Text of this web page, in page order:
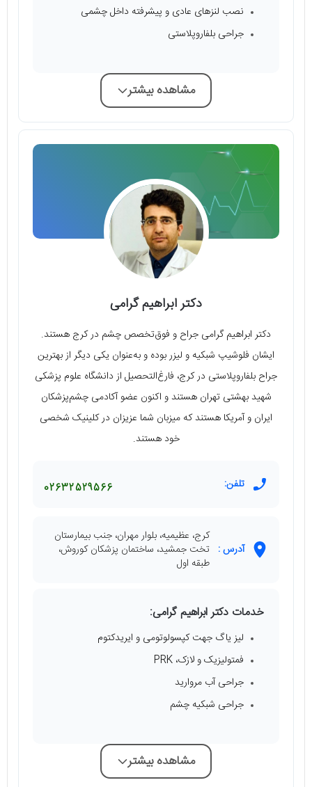
نصب لنزهای عادی و پیشرفته داخل چشمی
جراحی بلفاروپلاستی
مشاهده بیشتر
دکتر ابراهیم گرامی
دکتر ابراهیم گرامی جراح و فوق‌تخصص چشم در کرج هستند.
ایشان فلوشیپ شبکیه و لیزر بوده و به‌عنوان یکی دیگر از بهترین
جراح بلفاروپلاستی در کرج، فارغ‌التحصیل از دانشگاه علوم پزشکی
شهید بهشتی تهران هستند و اکنون عضو آکادمی چشم‌پزشکان
ایران و آمریکا هستند که میزبان شما عزیزان در کلینیک شخصی
خود هستند.
تلفن: 02632529566
آدرس :
کرج، عظیمیه، بلوار مهران، جنب بیمارستان
تخت جمشید، ساختمان پزشکان کوروش،
طبقه اول
خدمات دکتر ابراهیم گرامی:
لیز یاگ جهت کپسولوتومی و ایریدکتوم
فمتولیزیک و لازک، PRK
جراحی آب مروارید
جراحی شبکیه چشم
مشاهده بیشتر